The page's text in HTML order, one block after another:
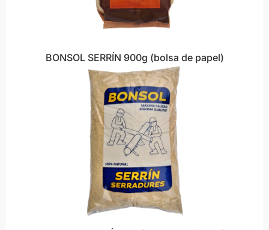
BONSOL SERRÍN 900g (bolsa de papel)